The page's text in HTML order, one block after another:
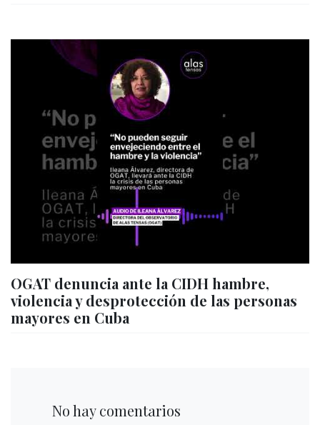
OGAT denuncia ante la CIDH hambre,
violencia y desprotección de las personas
mayores en Cuba
No hay comentarios